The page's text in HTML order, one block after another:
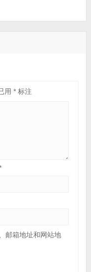
用 *标注
邮箱地址和网站地